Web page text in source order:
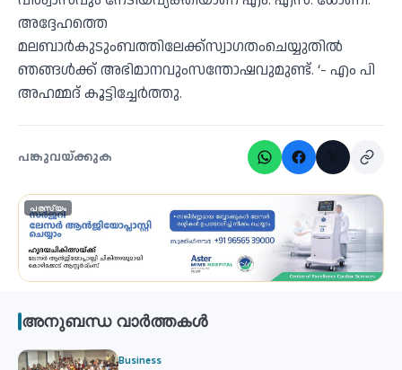
അദ്ദേഹത്തെ
മലബാര്‍കുടുംബത്തിലേക്ക്‌സ്വാഗതംചെയ്യുതില്‍
ഞങ്ങള്‍ക്ക് അഭിമാനവുംസന്തോഷവുമുണ്ട്. ‘- എം പി
അഹമ്മദ് കൂട്ടിച്ചേര്‍ത്തു.
പങ്കുവയ്ക്കുക
പരസ്യം
അനുബന്ധ വാർത്തകൾ
Business